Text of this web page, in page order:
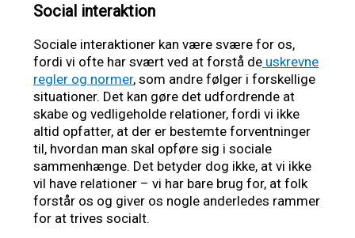
Social interaktion
Sociale interaktioner kan være svære for os,
fordi vi ofte har svært ved at forstå de uskrevne
regler og normer, som andre følger i forskellige
situationer. Det kan gøre det udfordrende at
skabe og vedligeholde relationer, fordi vi ikke
altid opfatter, at der er bestemte forventninger
til, hvordan man skal opføre sig i sociale
sammenhænge. Det betyder dog ikke, at vi ikke
vil have relationer – vi har bare brug for, at folk
forstår os og giver os nogle anderledes rammer
for at trives socialt.